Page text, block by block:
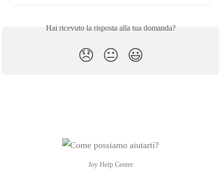
Hai ricevuto la risposta alla tua domanda?
😞 😐 😃
Joy Help Center